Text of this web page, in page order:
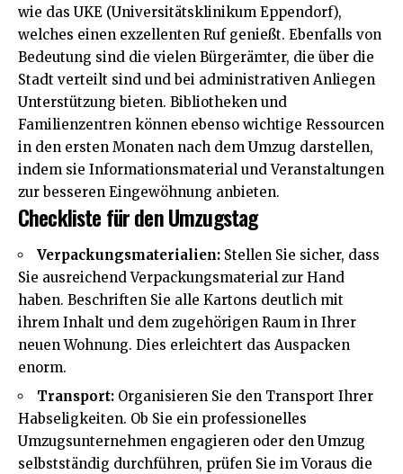
wie das UKE (Universitätsklinikum Eppendorf),
welches einen exzellenten Ruf genießt. Ebenfalls von
Bedeutung sind die vielen Bürgerämter, die über die
Stadt verteilt sind und bei administrativen Anliegen
Unterstützung bieten. Bibliotheken und
Familienzentren können ebenso wichtige Ressourcen
in den ersten Monaten nach dem Umzug darstellen,
indem sie Informationsmaterial und Veranstaltungen
zur besseren Eingewöhnung anbieten.
Checkliste für den Umzugstag
Verpackungsmaterialien: Stellen Sie sicher, dass
Sie ausreichend Verpackungsmaterial zur Hand
haben. Beschriften Sie alle Kartons deutlich mit
ihrem Inhalt und dem zugehörigen Raum in Ihrer
neuen Wohnung. Dies erleichtert das Auspacken
enorm.
Transport: Organisieren Sie den Transport Ihrer
Habseligkeiten. Ob Sie ein professionelles
Umzugsunternehmen engagieren oder den Umzug
selbstständig durchführen, prüfen Sie im Voraus die